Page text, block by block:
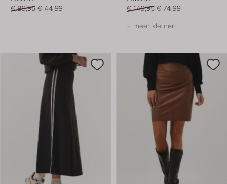
€ 89,95 € 44,99
€ 149,95 € 74,99
+ meer kleuren